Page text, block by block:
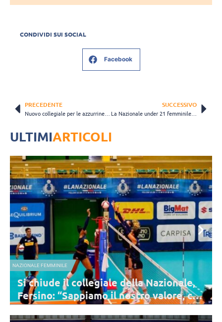
CONDIVIDI SUI SOCIAL
Facebook
PRECEDENTE SUCCESSIVO
La Nazionale under 21 femminile torna al lavoro in vista del Mondiale di categoria
ULTIMIARTICOLI
NAZIONALE FEMMINILE
Si chiude il collegiale della Nazionale,
Fersino: “Sappiamo il nostro valore, chi
siamo”
Seniores Femminile impegnata nel collegiale di preparazione ai